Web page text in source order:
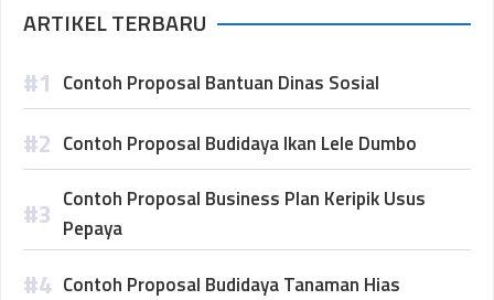
ARTIKEL TERBARU
Contoh Proposal Bantuan Dinas Sosial
Contoh Proposal Budidaya Ikan Lele Dumbo
Contoh Proposal Business Plan Keripik Usus
Pepaya
Contoh Proposal Budidaya Tanaman Hias